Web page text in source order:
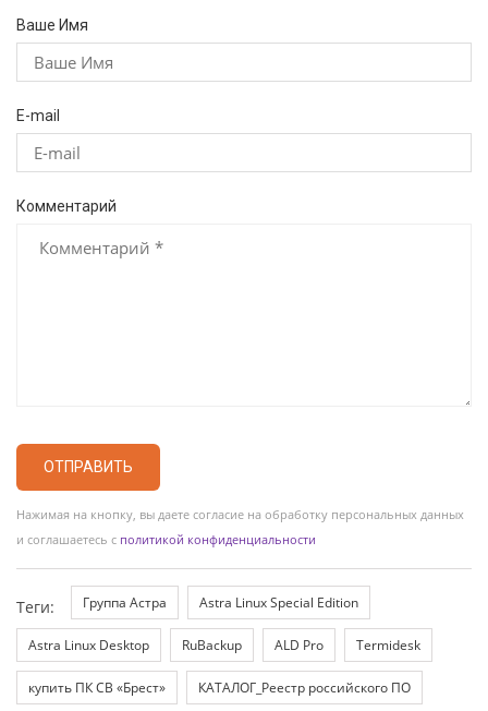
Ваше Имя
E-mail
Комментарий
ОТПРАВИТЬ
Нажимая на кнопку, вы даете согласие на обработку персональных данных
и соглашаетесь с политикой конфиденциальности
Теги: Группа Астра Astra Linux Special Edition
Astra Linux Desktop RuBackup ALD Pro Termidesk
купить ПК СВ «Брест» КАТАЛОГ_Реестр российского ПО